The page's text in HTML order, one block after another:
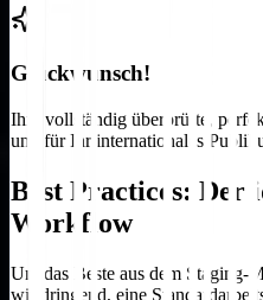
Glückwunsch!
Ihre vollständig überprüfte,
und für Ihr internationales
Best Practices: Der
Workflow
Um das Beste aus dem Staging-
wir dringend, eine